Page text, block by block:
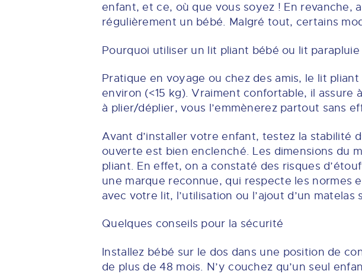
enfant, et ce, où que vous soyez ! En
régulièrement un bébé. Malgré tout, certains
Pourquoi utiliser un lit pliant bébé ou lit parapluie
Pratique en voyage ou chez des amis, le lit pliant
environ (<15 kg). Vraiment confortable, il
à plier/déplier, vous l’emmènerez partout sans
Avant d’installer votre enfant, testez la stabilité
ouverte est bien enclenché. Les dimensions du
pliant. En effet, on a constaté des risques
une marque reconnue, qui respecte les normes
avec votre lit, l’utilisation ou l’ajout d’un
Quelques conseils pour la sécurité
Installez bébé sur le dos dans une position de
de plus de 48 mois. N’y couchez qu’un seul